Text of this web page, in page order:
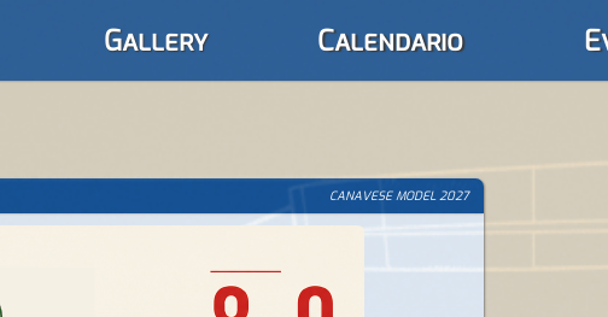
Gallery Calendario
CANAVESE MODEL 2027